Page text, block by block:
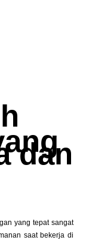
dan
yang tepat sangat
saat bekerja di